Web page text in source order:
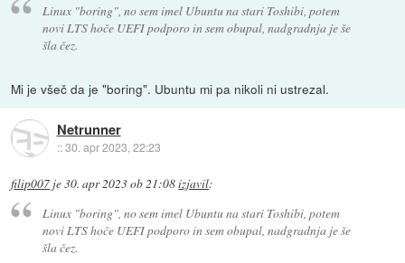
Linux "boring", no sem imel Ubuntu na stari Toshibi, potem
novi LTS hoče UEFI podporo in sem obupal, nadgradnja je še
šla čez.
Mi je všeč da je "boring". Ubuntu mi pa nikoli ni ustrezal.
Netrunner
::30. apr 2023, 22:23
filip007 je30. apr 2023 ob 21:08izjavil:
Linux "boring", no sem imel Ubuntu na stari Toshibi, potem
novi LTS hoče UEFI podporo in sem obupal, nadgradnja je še
šla čez.